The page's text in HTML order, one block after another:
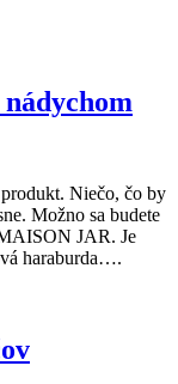
Niečo, čo by
Možno sa budete
JAR. Je
haraburda….